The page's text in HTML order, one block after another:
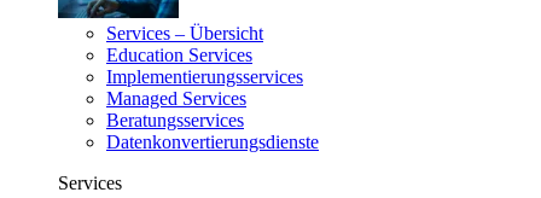
Services – Übersicht
Education Services
Implementierungsservices
Managed Services
Beratungsservices
Datenkonvertierungsdienste
Services